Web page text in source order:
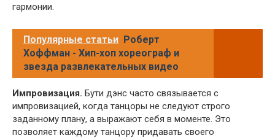
гармонии.
Популярные статьи Роберт
Хоффман - Хип-хоп хореограф и
звезда развлекательных видео
Импровизация. Бути дэнс часто связывается с
импровизацией, когда танцоры не следуют строго
заданному плану, а выражают себя в моменте. Это
позволяет каждому танцору придавать своего